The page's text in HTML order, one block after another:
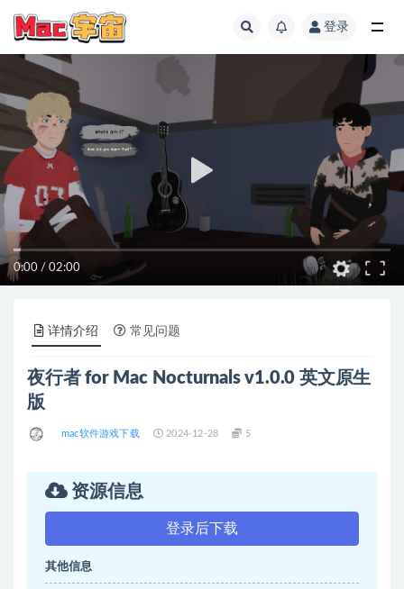
登录
0:00 / 02:00
详情介绍 常见问题
夜行者 for Mac Nocturnals v1.0.0 英文原生
版
mac软件游戏下载 2024-12-28 5
资源信息
登录后下载
其他信息